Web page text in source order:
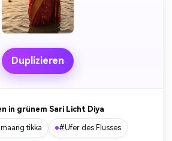
Duplizieren
in grünem Sari Licht Diya
tikka #Ufer des Flusses